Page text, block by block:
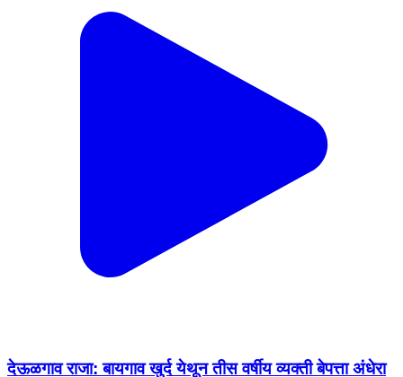
देऊळगाव राजा: बायगाव खुर्द येथून तीस वर्षीय व्यक्ती बेपत्ता अंधेरा